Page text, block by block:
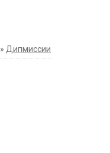
» Дипмиссии